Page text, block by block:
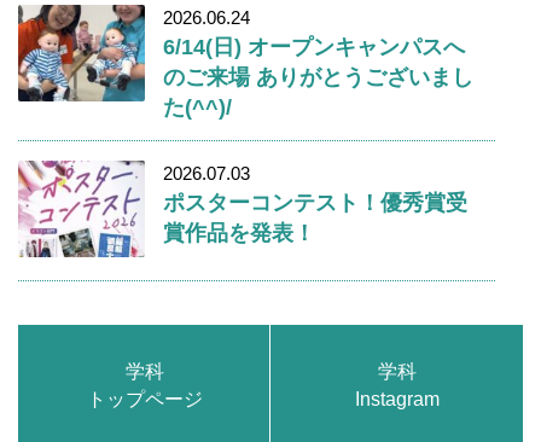
2026.06.24
6/14(日) オープンキャンパスへ
のご来場 ありがとうございまし
た(^^)/
2026.07.03
ポスターコンテスト！優秀賞受
賞作品を発表！
学科
トップページ
学科
Instagram